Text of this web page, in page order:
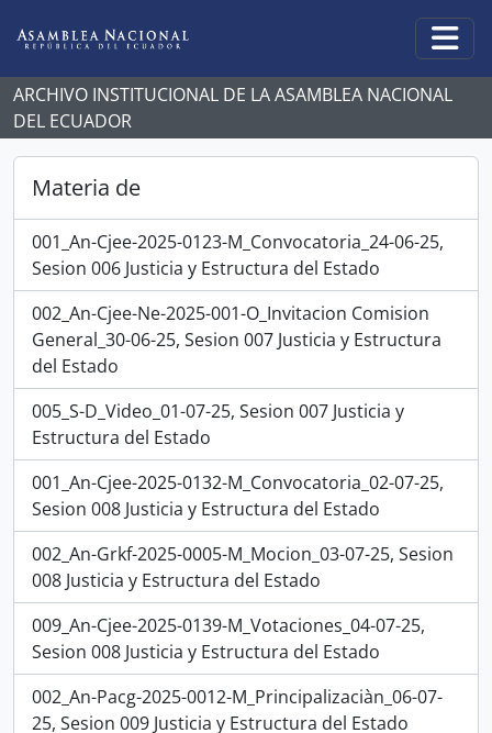
ARCHIVO INSTITUCIONAL DE LA ASAMBLEA NACIONAL
DEL ECUADOR
Materia de
001_An-Cjee-2025-0123-M_Convocatoria_24-06-25,
Sesion 006 Justicia y Estructura del Estado
002_An-Cjee-Ne-2025-001-O_Invitacion Comision
General_30-06-25, Sesion 007 Justicia y Estructura
del Estado
005_S-D_Video_01-07-25, Sesion 007 Justicia y
Estructura del Estado
001_An-Cjee-2025-0132-M_Convocatoria_02-07-25,
Sesion 008 Justicia y Estructura del Estado
002_An-Grkf-2025-0005-M_Mocion_03-07-25, Sesion
008 Justicia y Estructura del Estado
009_An-Cjee-2025-0139-M_Votaciones_04-07-25,
Sesion 008 Justicia y Estructura del Estado
002_An-Pacg-2025-0012-M_Principalizaciàn_06-07-
25, Sesion 009 Justicia y Estructura del Estado